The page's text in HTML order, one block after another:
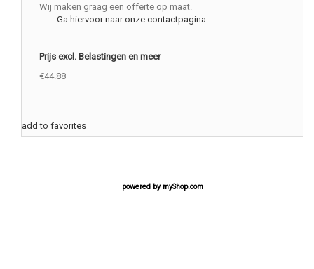
Wij maken graag een offerte op maat.
Ga hiervoor naar onze contactpagina.
Prijs excl. Belastingen en meer
€44.88
add to favorites
powered by myShop.com